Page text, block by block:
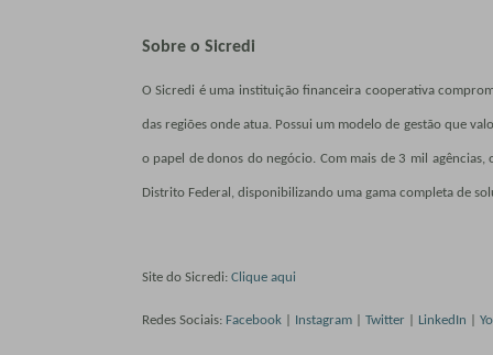
Sobre o Sicredi
O Sicredi é uma instituição financeira cooperativa
das regiões onde atua. Possui um modelo de gestão que
o papel de donos do negócio. Com mais de 3 mil
Distrito Federal, disponibilizando uma gama completa de
Site do Sicredi:Clique aqui
Redes Sociais:Facebook| Instagram| Twitter LinkedIn